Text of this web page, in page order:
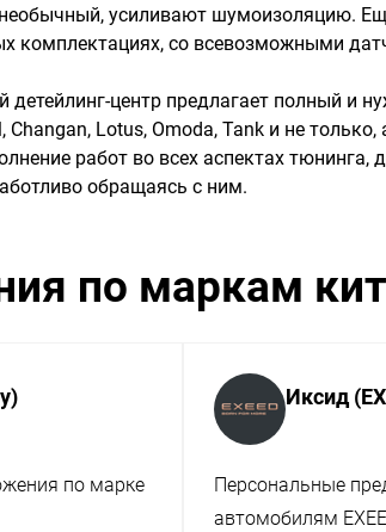
усиливают шумоизоляцию.
комплектациях, со всевозможными
центр предлагает полный и
Changan, Lotus, Omoda, Tank и не
работ во всех аспектах
обращаясь с ним.
по маркам
по марке
Иксид
Персональные
автомобилям